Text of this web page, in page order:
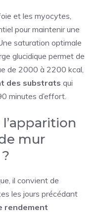
et les myocytes,
pour maintenir une
saturation optimale
glucidique permet de
de 2000 à 2200 kcal,
des substrats qui
minutes d’effort.
mur
il convient de
les jours précédant
rendement